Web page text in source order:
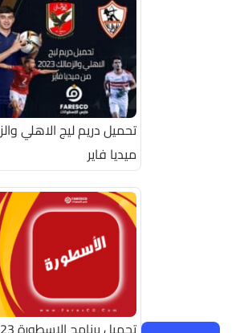
ميديا فاير